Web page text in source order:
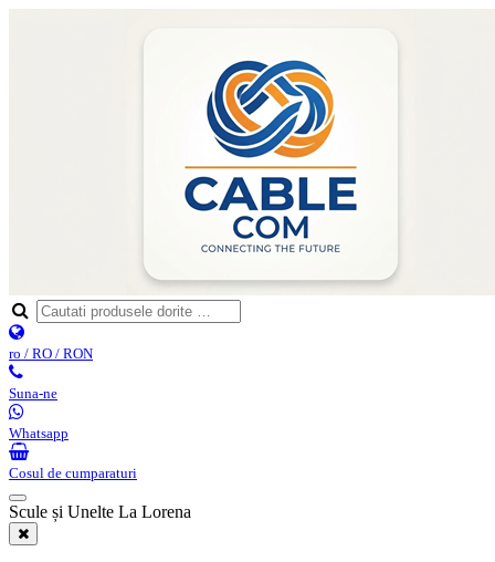
ro / RO / RON
Suna-ne
Whatsapp
Cosul de cumparaturi
Scule și Unelte La Lorena